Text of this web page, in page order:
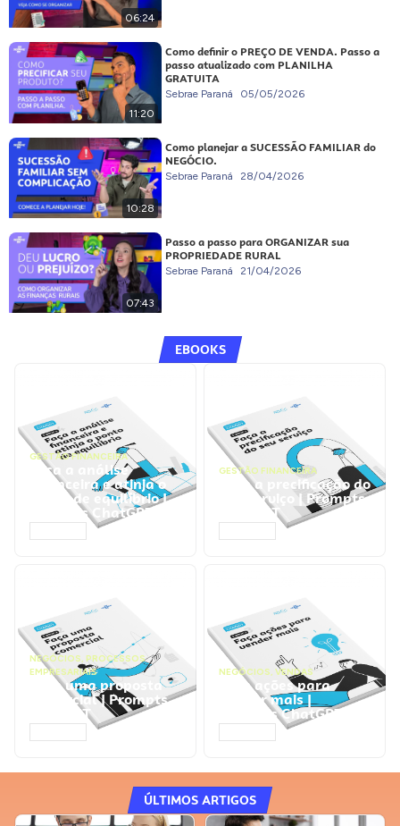
06:24
11:20
Como definir o PREÇO DE VENDA. Passo a
passo atualizado com PLANILHA
GRATUITA
Sebrae Paraná 05/05/2026
10:28
Como planejar a SUCESSÃO FAMILIAR do
NEGÓCIO.
Sebrae Paraná 28/04/2026
07:43
Passo a passo para ORGANIZAR sua
PROPRIEDADE RURAL
Sebrae Paraná 21/04/2026
EBOOKS
GESTÃO FINANCEIRA
Faça a análise
financeira e atinja o
ponto de equilíbrio |
Prompts ChatGPT
GESTÃO FINANCEIRA
Faça a precificação do
seu serviço | Prompts
ChatGPT
NEGÓCIOS, PROCESSOS
EMPRESARIAIS
Faça uma proposta
comercial | Prompts
ChatGPT
NEGÓCIOS, VENDAS
Faça ações para
vender mais |
Prompts ChatGPT
ÚLTIMOS ARTIGOS